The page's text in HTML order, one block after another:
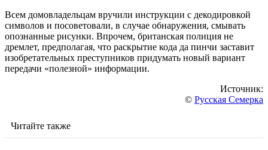
Всем домовладельцам вручили инструкции с декодировкой
символов и посоветовали, в случае обнаружения, смывать
опознанные рисунки. Впрочем, британская полиция не
дремлет, предполагая, что раскрытие кода да пинчи заставит
изобретательных преступников придумать новый вариант
передачи «полезной» информации.
Источник:
© Русская Семерка
Читайте также